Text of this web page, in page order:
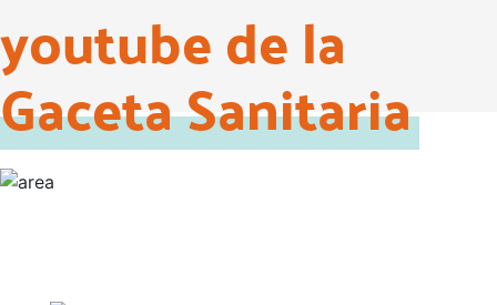
youtube de la
Gaceta Sanitaria